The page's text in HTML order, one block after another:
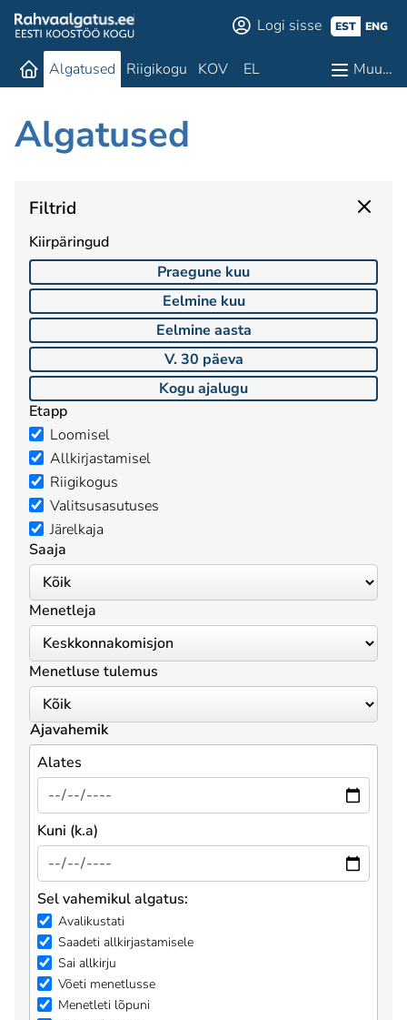
Logi sisse EST ENG
Algatused Riigikogu KOV EL Muu…
Algatused
Filtrid
Kiirpäringud
Praegune kuu
Eelmine kuu
Eelmine aasta
V. 30 päeva
Kogu ajalugu
Etapp
Loomisel
Allkirjastamisel
Riigikogus
Valitsusasutuses
Järelkaja
Saaja
Menetleja
Menetluse tulemus
Ajavahemik
Alates
Kuni (k.a)
Sel vahemikul algatus:
Avalikustati
Saadeti allkirjastamisele
Sai allkirju
Võeti menetlusse
Menetleti lõpuni